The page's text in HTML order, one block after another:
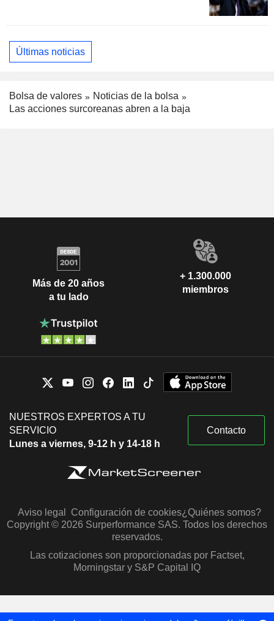
Últimas noticias
Bolsa de valores
Noticias de la bolsa
Las acciones surcoreanas abren a la baja
Más de 20 años
a tu lado
+ 1.300.000
miembros
NUESTROS EXPERTOS A TU
SERVICIO
Lunes a viernes, 9-12 h y 14-18 h
Contacto
Aviso legal Configuración de cookies¿Quiénes somos?
Copyright © 2026 Surperformance SAS. Todos los derechos
reservados.
Las cotizaciones son proporcionadas por Factset,
Morningstar y S&P Capital IQ